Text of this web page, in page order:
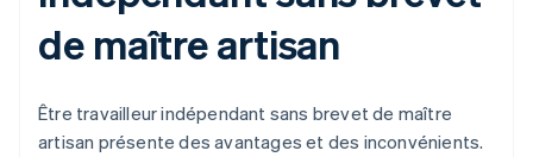
de maître artisan
Être travailleur indépendant sans brevet de maître
artisan présente des avantages et des inconvénients.